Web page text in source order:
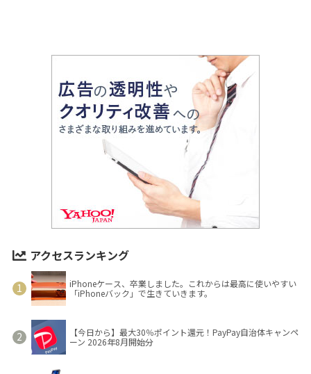
アクセスランキング
iPhoneケース、卒業しました。これからは最高に使いやすい
「iPhoneバック」で生きていきます。
【今日から】最大30％ポイント還元！PayPay自治体キャンペ
ーン 2026年8月開始分